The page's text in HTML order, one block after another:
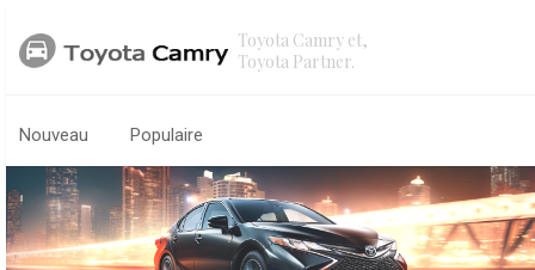
Toyota Camry et,
Toyota Partner.
Nouveau Populaire